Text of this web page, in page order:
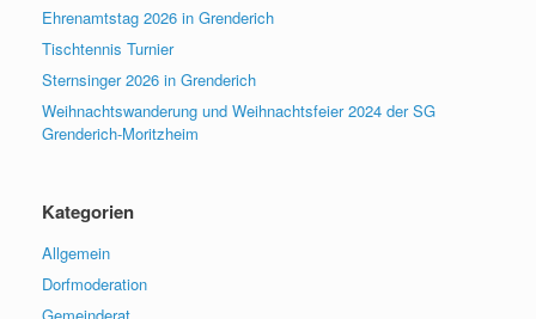
Ehrenamtstag 2026 in Grenderich
Tischtennis Turnier
Sternsinger 2026 in Grenderich
Weihnachtswanderung und Weihnachtsfeier 2024 der SG
Grenderich-Moritzheim
Kategorien
Allgemein
Dorfmoderation